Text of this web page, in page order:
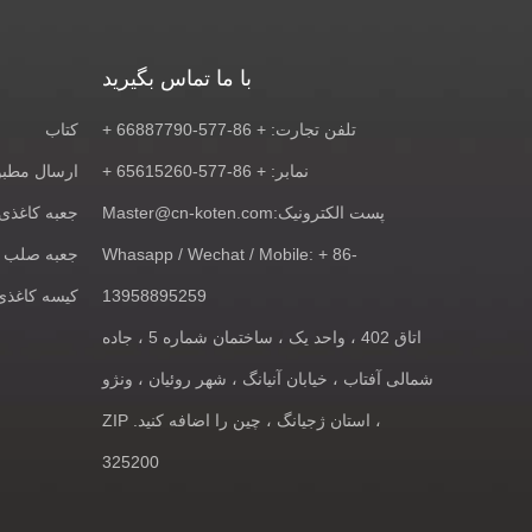
کتاب
ارسال
جعبه کاغذی
جعبه صلب
کیسه
با ما تماس بگیرید
تلفن تجارت: + 86-577-66887790 +
نمابر: + 86-577-65615260 +
پست الکترونیک:Master@cn-koten.com
Whasapp / Wechat / Mobile: + 86-
13958895259
اتاق 402 ، واحد یک ، ساختمان شماره 5 ، جاده
شمالی آفتاب ، خیابان آنیانگ ، شهر روئیان ، ونژو
، استان ژجیانگ ، چین را اضافه کنید. ZIP
325200